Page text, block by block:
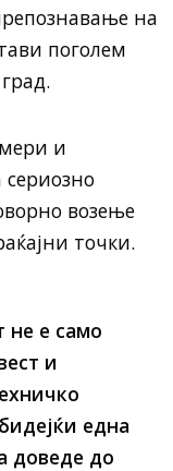
на
поголем
и
сериозно
возење
точки.
не е само
и
една
доведе до